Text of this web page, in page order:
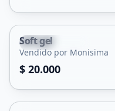
Villa Mercedes
Servicio
Soft gel
Vendido por Monisima
$ 20.000